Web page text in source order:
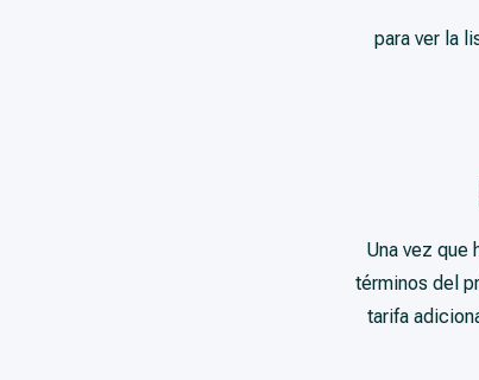
para ver la
Una vez que
términos del
tarifa